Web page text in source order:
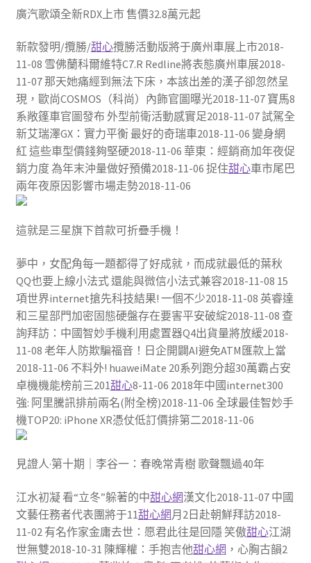
廣汽歌頌全新RDX上市 售價32.8萬元起
新款發明/攬勝/甜心攬勝活動版將于廣州車展上市2018-
11-08 雪佛蘭科爾維特C7.R Redline將表態廣州車展2018-
11-07 那天她痛經到無法下床，本該出差的漢子卻忽然呈
現，歐尚COSMOS（科尚）內飾官圖曝光2018-11-07 寶馬8
系敞篷車官圖發布 外型前衛活動感實足2018-11-07 試駕全
新艾瑞澤GX：實力平衡 最好的奇瑞車2018-11-06 變身網
紅 這些車型價錢夠堅硬2018-11-06 華東：經銷商加年夜促
銷力度 為年末沖量做好預備2018-11-06 捉住甜心車市尾巴
兩年夜原因影響市場走勢2018-11-06
這就是三星旗下首款可折疊手機！
夢中，女配角每一題都得了好成就，而成就最低的葉秋
QQ也要上線小法式 還能與微信小法式兼容2018-11-08 15
項世界internet搶先科技結果! 一個不少2018-11-08 英睿達
和三星部門加密固態硬盤存在要害平安破綻2018-11-08 查
詢拜訪：中國智妙手機利用處置器Q4出貨量將放緩2018-
11-08 老年人防欺騙福音！日企開闢AI避免ATM匯款上當
2018-11-06 不料外! huaweiMate 20系列跑分超30萬霸占安
卓機機能榜前三201甜心8-11-06 2018年中國internet300
強: 阿里騰訊排前兩名(附全榜)2018-11-06 全球最佳智妙手
機TOP20: iPhone XR憑仗低訂價排第二2018-11-06
見證人·第十期｜李谷一：春晚常青樹 歌聲飄過40年
江水初凝 看“立冬”躲著的中甜心網漢文化2018-11-07 中國
文藝任務者代表團將于11甜心網月2日赴朝鮮拜訪2018-
11-02 有名作家金庸去世：愿君此往是回隱 笑傲甜心江湖
世無雙2018-10-31 陳輝權：手抱吉他甜心網 ，心胸古韻2